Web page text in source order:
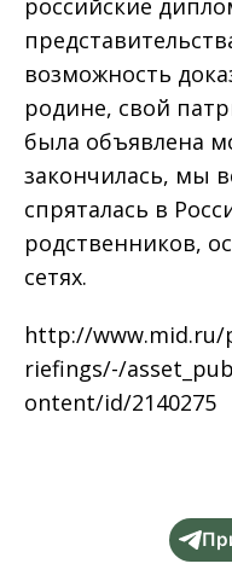
российские
возможность
родине, свой
была объявлена
закончилась, мы
спряталась в
родственников,
сетях.
http://www.mid.ru/
riefings/-/
ontent/id/2140275